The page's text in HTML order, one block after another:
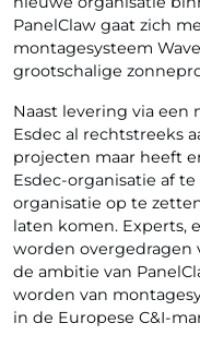
PanelClaw gaat zich
montagesysteem
grootschalige
Naast levering via
Esdec al rechtstreeks
projecten maar heeft
Esdec-organisatie af
organisatie op te
laten komen. Experts,
worden overgedragen
de ambitie van
worden van
in de Europese C&I-